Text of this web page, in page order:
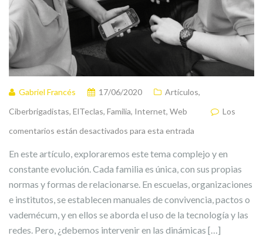
Gabriel Francés 17/06/2020 Artículos,
Ciberbrigadistas, ElTeclas, Familia, Internet, Web
Los
comentarios están desactivados para esta entrada
En este artículo, exploraremos este tema complejo y en
constante evolución. Cada familia es única, con sus propias
normas y formas de relacionarse. En escuelas, organizaciones
e institutos, se establecen manuales de convivencia, pactos o
vademécum, y en ellos se aborda el uso de la tecnología y las
redes. Pero, ¿debemos intervenir en las dinámicas […]